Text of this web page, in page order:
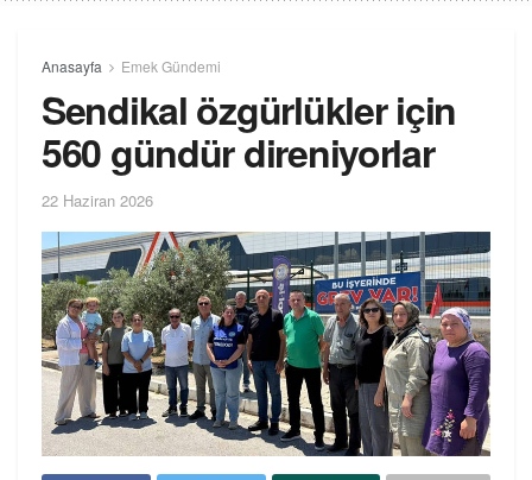
Anasayfa Emek Gündemi
Sendikal özgürlükler için
560 gündür direniyorlar
22 Haziran 2026